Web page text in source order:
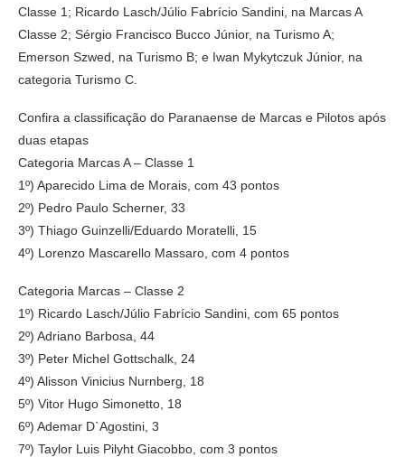
Classe 1; Ricardo Lasch/Júlio Fabrício Sandini, na Marcas A
Classe 2; Sérgio Francisco Bucco Júnior, na Turismo A;
Emerson Szwed, na Turismo B; e Iwan Mykytczuk Júnior, na
categoria Turismo C.
Confira a classificação do Paranaense de Marcas e Pilotos após
duas etapas
Categoria Marcas A – Classe 1
1º) Aparecido Lima de Morais, com 43 pontos
2º) Pedro Paulo Scherner, 33
3º) Thiago Guinzelli/Eduardo Moratelli, 15
4º) Lorenzo Mascarello Massaro, com 4 pontos
Categoria Marcas – Classe 2
1º) Ricardo Lasch/Júlio Fabrício Sandini, com 65 pontos
2º) Adriano Barbosa, 44
3º) Peter Michel Gottschalk, 24
4º) Alisson Vinicius Nurnberg, 18
5º) Vitor Hugo Simonetto, 18
6º) Ademar D`Agostini, 3
7º) Taylor Luis Pilyht Giacobbo, com 3 pontos